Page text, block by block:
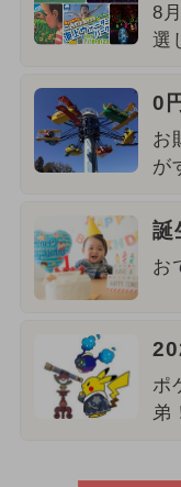
8
選
0
お
が
誕
お
ポ
弟